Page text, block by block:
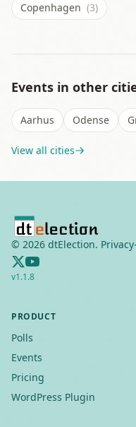
Copenhagen (3)
Events in other
Aarhus Odense
View all cities
© 2026 dtElection.
v1.1.8
PRODUCT
Polls
Events
Pricing
WordPress Plugin